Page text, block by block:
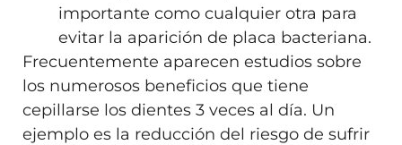
importante como cualquier otra para
evitar la aparición de placa bacteriana.
Frecuentemente aparecen estudios sobre
los numerosos beneficios que tiene
cepillarse los dientes 3 veces al día. Un
ejemplo es la reducción del riesgo de sufrir